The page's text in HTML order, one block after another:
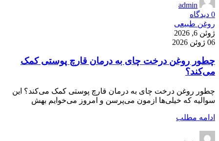
admin
0 دیدگاه
روغن طبیعی
ژوئن 6, 2026
06 ژوئن 2026
چطور روغن درخت چای به درمان قارچ پوستی کمک
می‌کند؟
چطور روغن درخت چای به درمان قارچ پوستی کمک می‌کند؟ این
سوالیه که خیلی‌ها ازمون می‌پرسن و امروز می‌خوایم بهش
ادامه مطلب